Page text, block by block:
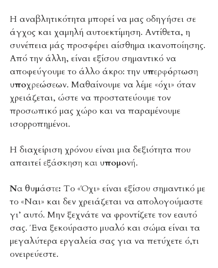
Η αναβλητικότητα μπορεί να μας οδηγήσει σε
άγχος και χαμηλή αυτοεκτίμηση. Αντίθετα, η
συνέπεια μάς προσφέρει αίσθημα ικανοποίησης.
Από την άλλη, είναι εξίσου σημαντικό να
αποφεύγουμε το άλλο άκρο: την υπερφόρτωση
υποχρεώσεων. Μαθαίνουμε να λέμε «όχι» όταν
χρειάζεται, ώστε να προστατεύουμε τον
προσωπικό μας χώρο και να παραμένουμε
ισορροπημένοι.
Η διαχείριση χρόνου είναι μια δεξιότητα που
απαιτεί εξάσκηση και υπομονή.
Να θυμάστε: Το «Όχι» είναι εξίσου σημαντικό με
το «Ναι» και δεν χρειάζεται να απολογούμαστε
γι’ αυτό. Μην ξεχνάτε να φροντίζετε τον εαυτό
σας. Ένα ξεκούραστο μυαλό και σώμα είναι τα
μεγαλύτερα εργαλεία σας για να πετύχετε ό,τι
ονειρεύεστε.